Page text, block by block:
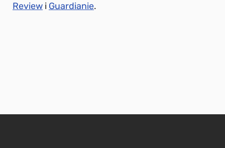
Review i Guardianie.